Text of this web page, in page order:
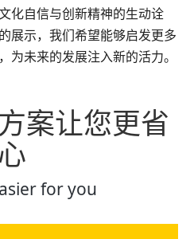
化自信与创新精神的生动诠
展示，我们希望能够启发更多
为未来的发展注入新的活力。
案让您更省
for you